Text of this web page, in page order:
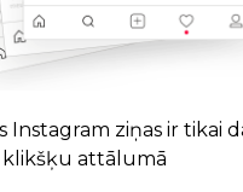
Instagram ziņas ir tikai
klikšķu attālumā